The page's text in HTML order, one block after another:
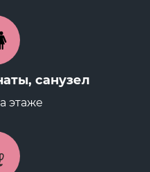
санузел
этаже